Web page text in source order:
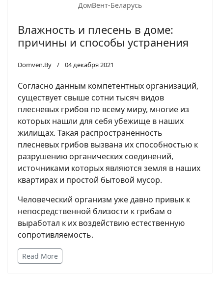
ДомВент-Беларусь
Влажность и плесень в доме:
причины и способы устранения
Domven.By 04 декабря 2021
Согласно данным компетентных организаций,
существует свыше сотни тысяч видов
плесневых грибов по всему миру, многие из
которых нашли для себя убежище в наших
жилищах. Такая распространенность
плесневых грибов вызвана их способностью к
разрушению органических соединений,
источниками которых являются земля в наших
квартирах и простой бытовой мусор.
Человеческий организм уже давно привык к
непосредственной близости к грибам о
выработал к их воздействию естественную
сопротивляемость.
Read More